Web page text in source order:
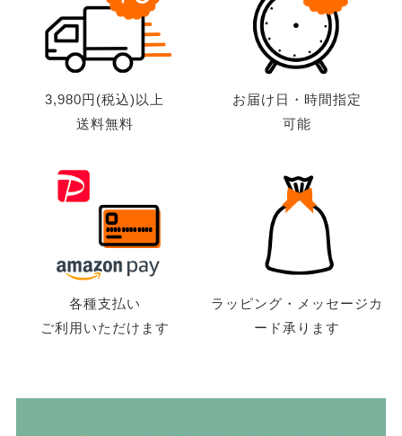
3,980円(税込)以上
送料無料
お届け日・時間指定
可能
各種支払い
ご利用いただけます
ラッピング・メッセージカ
ード承ります